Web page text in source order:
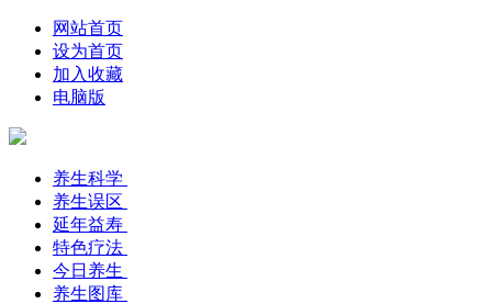
网站首页
设为首页
加入收藏
电脑版
养生科学
养生误区
延年益寿
特色疗法
今日养生
养生图库